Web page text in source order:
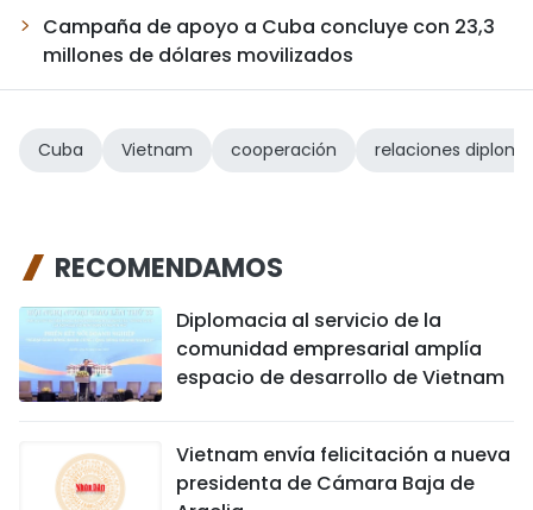
Campaña de apoyo a Cuba concluye con 23,3
millones de dólares movilizados
Cuba Vietnam cooperación relaciones
RECOMENDAMOS
Diplomacia al servicio de la
comunidad empresarial amplía
espacio de desarrollo de Vietnam
Vietnam envía felicitación a nueva
presidenta de Cámara Baja de